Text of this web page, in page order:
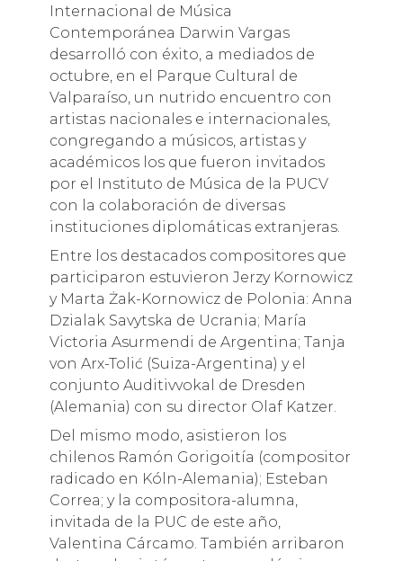
Internacional de Música
Contemporánea Darwin Vargas
desarrolló con éxito, a mediados de
octubre, en el Parque Cultural de
Valparaíso, un nutrido encuentro con
artistas nacionales e internacionales,
congregando a músicos, artistas y
académicos los que fueron invitados
por el Instituto de Música de la PUCV
con la colaboración de diversas
instituciones diplomáticas extranjeras.
Entre los destacados compositores que
participaron estuvieron Jerzy Kornowicz
y Marta Żak-Kornowicz de Polonia: Anna
Dzialak Savytska de Ucrania; María
Victoria Asurmendi de Argentina; Tanja
von Arx-Tolić (Suiza-Argentina) y el
conjunto Auditivvokal de Dresden
(Alemania) con su director Olaf Katzer.
Del mismo modo, asistieron los
chilenos Ramón Gorigoitía (compositor
radicado en Kóln-Alemania); Esteban
Correa; y la compositora-alumna,
invitada de la PUC de este año,
Valentina Cárcamo. También arribaron